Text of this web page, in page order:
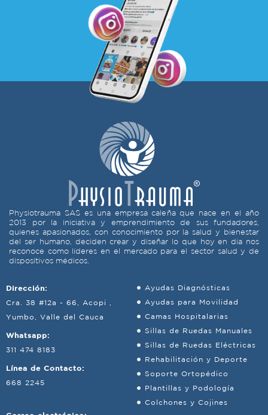
Physiotrauma SAS es una empresa caleña que nace en el año
2013 por la iniciativa y emprendimiento de sus fundadores,
quienes apasionados, con conocimiento por la salud y bienestar
del ser humano, deciden crear y diseñar lo que hoy en día nos
reconoce como líderes en el mercado para el sector salud y de
dispositivos médicos.
Dirección:
Cra. 38 #12a - 66, Acopi ,
Yumbo, Valle del Cauca
Whatsapp:
311 474 8183
Línea de Contacto:
668 2245
Ayudas Diagnósticas
Ayudas para Movilidad
Camas Hospitalarias
Sillas de Ruedas Manuales
Sillas de Ruedas Eléctricas
Rehabilitación y Deporte
Soporte Ortopédico
Plantillas y Podología
Colchones y Cojines